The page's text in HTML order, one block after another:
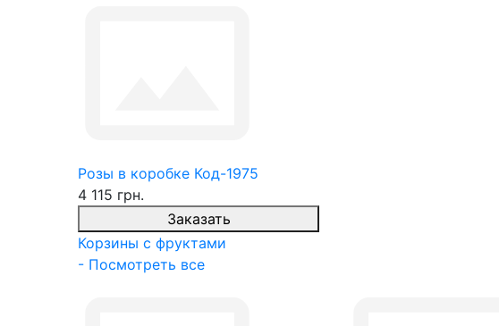
Розы в коробке Код-1975
4 115 грн.
Заказать
Корзины с фруктами
- Посмотреть все